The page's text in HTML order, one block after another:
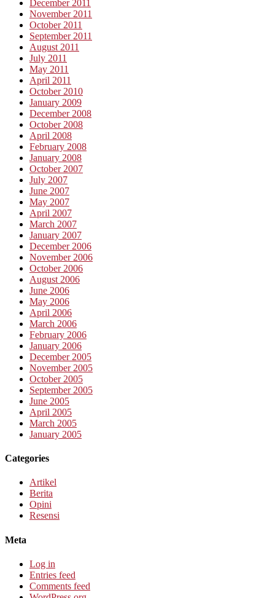
December 2011
November 2011
October 2011
September 2011
August 2011
July 2011
May 2011
April 2011
October 2010
January 2009
December 2008
October 2008
April 2008
February 2008
January 2008
October 2007
July 2007
June 2007
May 2007
April 2007
March 2007
January 2007
December 2006
November 2006
October 2006
August 2006
June 2006
May 2006
April 2006
March 2006
February 2006
January 2006
December 2005
November 2005
October 2005
September 2005
June 2005
April 2005
March 2005
January 2005
Categories
Artikel
Berita
Opini
Resensi
Meta
Log in
Entries feed
Comments feed